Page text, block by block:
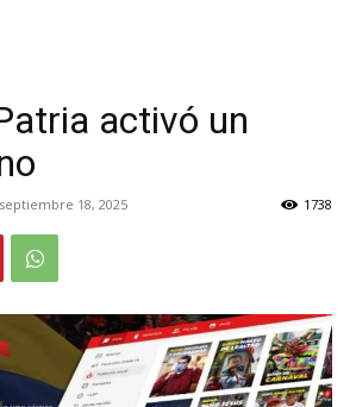
activó un
septiembre 18, 2025 1738